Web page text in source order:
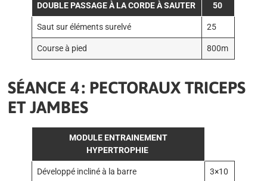
DOUBLE PASSAGE À LA CORDE À SAUTER 50
Saut sur éléments surelvé 25
Course à pied 800m
SÉANCE 4 : PECTORAUX TRICEPS
ET JAMBES
MODULE ENTRAINEMENT
HYPERTROPHIE
Développé incliné à la barre 3×10